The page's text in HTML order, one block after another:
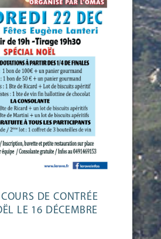
DE CONTRÉE
LE 16 DÉCEMBRE